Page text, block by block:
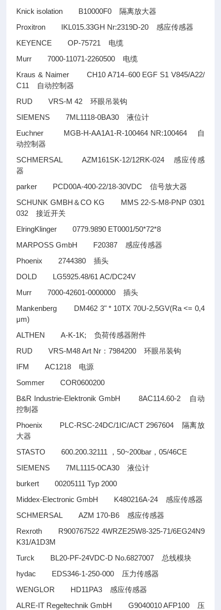
Knick isolation B10000F0
隔离放大器
Proxitron IKL015.33GH Nr:2319D-20感应传感器
KEYENCE OP-75721 电缆
Murr 7000-11071-2260500 电缆
Kraus & Naimer CH10 A714–600 EGF S1 V845/A22/
C11
自动控制器
RUD VRS-M 42环眼吊装钩
SIEMENS 7ML1118-0BA30液位计
Euchner MGB-H-AA1A1-R-100464 NR:100464
自
动控制器
SCHMERSAL AZM161SK-12/12RK-024感应传感
器
parker PCD00A-400-22/18-30VDC信号放大器
SCHUNK GMBH ＆CO KG MMS 22-S-M8-PNP 0301
032接近开关
ElringKlinger 0779.9890 ET0001/50*72*8
MARPOSS GmbH F20387感应传感器
Phoenix 2744380插头
DOLD LG5925.48/61 AC/DC24V
Murr 7000-42601-0000000插头
Mankenberg DM462 3" * 10TX 70U-2,5GV(Ra <= 0,4
μm)
ALTHEN A-K-1K;负荷传感器附件
RUD VRS-M48 Art Nr ：7984200环眼吊装钩
IFM AC1218 电源
Sommer COR0600200
B&R Industrie-Elektronik GmbH 8AC114.60-2
自动
控制器
Phoenix PLC-RSC-24DC/1IC/ACT 2967604
隔离放
大器
STASTO 600.200.32111 ，50~200bar ，05/46CE
SIEMENS 7ML1115-0CA30液位计
burkert 00205111 Typ 2000
Middex-Electronic GmbH K480216A-24感应传感器
SCHMERSAL AZM 170-B6感应传感器
Rexroth R900767522 4WRZE25W8-325-71/6EG24N9
K31/A1D3M
Turck BL20-PF-24VDC-D No.6827007 总线模块
hydac EDS346-1-250-000 压力传感器
WENGLOR HD11PA3感应传感器
ALRE-IT Regeltechnik GmbH G9040010 AFP100
压